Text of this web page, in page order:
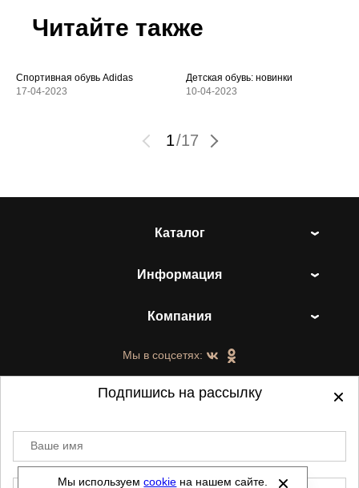
Читайте также
Спортивная обувь Adidas
17-04-2023
Детская обувь: новинки
10-04-2023
1/17
Каталог
Информация
Компания
Мы в соцсетях:
©2021-2026 - ShoesTown.ru - все права
защищены.
Мы используемcookie на нашем сайте.
Подпишись на рассылку
Ваше имя